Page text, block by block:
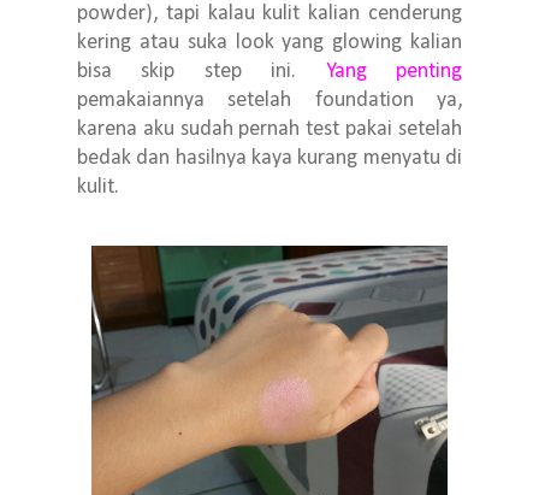
powder), tapi kalau kulit kalian cenderung
kering atau suka look yang glowing kalian
bisa skip step ini. Yang penting
pemakaiannya setelah foundation ya,
karena aku sudah pernah test pakai setelah
bedak dan hasilnya kaya kurang menyatu di
kulit.